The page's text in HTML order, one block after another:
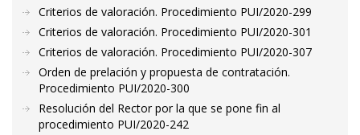
Criterios de valoración. Procedimiento PUI/2020-299
Criterios de valoración. Procedimiento PUI/2020-301
Criterios de valoración. Procedimiento PUI/2020-307
Orden de prelación y propuesta de contratación.
Procedimiento PUI/2020-300
Resolución del Rector por la que se pone fin al
procedimiento PUI/2020-242